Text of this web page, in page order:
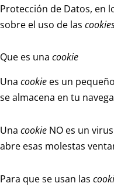
Protección de Datos, en
sobre el uso de las
Que es una cookie
Una cookie es un
se almacena en tu
Una cookie NO es un
abre esas molestas
Para que se usan las